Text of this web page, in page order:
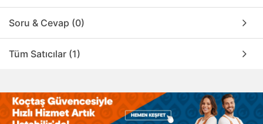
Soru & Cevap (0)
Tüm Satıcılar (1)